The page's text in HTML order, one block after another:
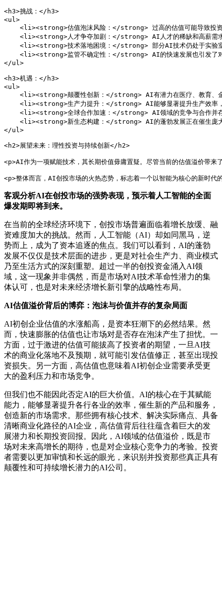
<h3>挑战：</h3>
<ul>
<li><strong>估值泡沫风险：</strong> 过高的估值可能导致投
<li><strong>人才争夺加剧：</strong> AI人才的稀缺和高薪需
<li><strong>技术落地困境：</strong> 部分AI技术仍处于实验
<li><strong>监管不确定性：</strong> AI的快速发展也引发了对
</ul>
<h3>机遇：</h3>
<ul>
<li><strong>颠覆性创新：</strong> AI有潜力在医疗、教育、金
<li><strong>生产力提升：</strong> AI能够显著提升生产效率
<li><strong>全球合作加速：</strong> AI领域的竞争与合作并
<li><strong>新生态构建：</strong> AI的蓬勃发展正在催生庞大
</ul>
<h2>展望未来：理性投资与持续创新</h2>
<p>AI作为一项赋能技术，其长期价值毋庸置疑。尽管当前的估值溢价带
<p>整体而言，AI创投市场的火热态势，标志着一个以智能为核心的新时
客观分析AI在创投市场的强势表现，预示着人工智能的全面
爆发期即将到来。
在当前的全球经济环境下，创投市场普遍面临着增长放缓、融
资难度加大的挑战。然而，人工智能（AI）却如同黑马，逆
势而上，成为了资本追逐的焦点。我们可以看到，AI的蓬勃
发展不仅仅是技术层面的进步，更是对社会生产力、商业模式
乃至生活方式的深刻重塑。超过一半的创投资金涌入AI领
域，这一现象并非偶然，而是市场对AI技术革命性潜力的集
体认可，也是对未来经济增长新引擎的战略性布局。
AI估值溢价背后的博弈：泡沫与价值并存的复杂局面
AI初创企业估值的水涨船高，是资本狂潮下的必然结果。然
而，快速膨胀的估值也让市场对是否存在泡沫产生了担忧。一
方面，过于激进的估值可能拔高了投资者的期望，一旦AI技
术的商业化落地不及预期，就可能引发估值修正，甚至出现投
资损失。另一方面，高估值也意味着AI初创企业需要承受更
大的盈利压力和市场竞争。
但我们也不能因此否定AI的巨大价值。AI的核心在于其赋能
能力，能够显著提升各行各业的效率，催生新的产品和服务，
创造新的市场需求。那些拥有核心技术、解决实际痛点、具备
清晰商业化路径的AI企业，高估值背后往往蕴含着巨大的发
展潜力和长期投资回报。因此，AI领域的估值溢价，既是市
场对未来高增长的期待，也是对企业核心竞争力的考验。投资
者需要以更加审慎和长远的眼光，来识别并投资那些真正具有
颠覆性和可持续增长潜力的AI公司。